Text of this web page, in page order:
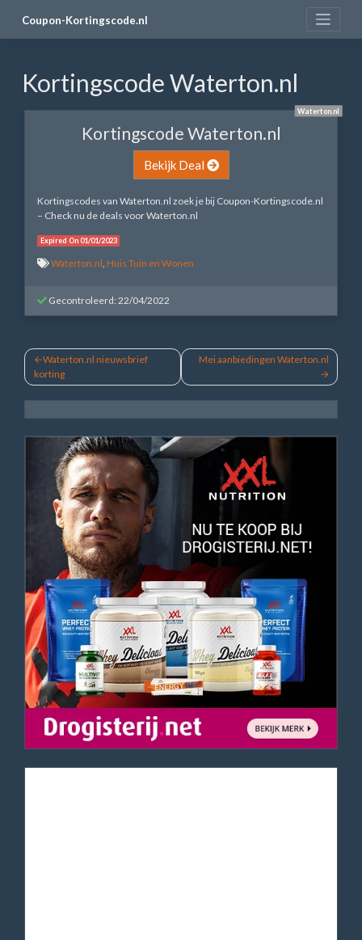
Coupon-Kortingscode.nl
Kortingscode Waterton.nl
Waterton.nl
Kortingscode Waterton.nl
Bekijk Deal
Kortingscodes van Waterton.nl zoek je bij Coupon-Kortingscode.nl
– Check nu de deals voor Waterton.nl
Expired On 01/01/2023
Waterton.nl Huis Tuin en Wonen
Gecontroleerd: 22/04/2022
Bericht
navigatie
Waterton.nl nieuwsbrief
korting
Mei aanbiedingen Waterton.nl